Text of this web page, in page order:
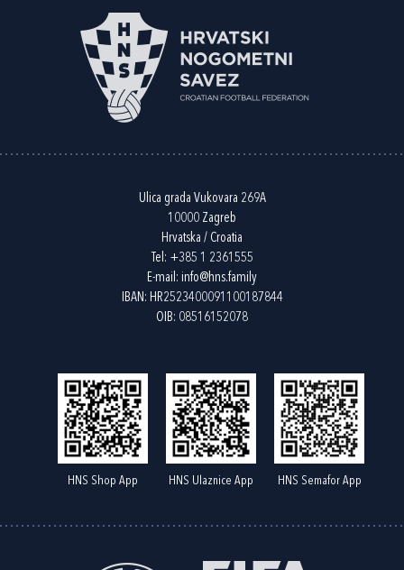
Ulica grada Vukovara 269A
10000 Zagreb
Hrvatska / Croatia
Tel: +385 1 2361555
E-mail: info@hns.family
IBAN: HR2523400091100187844
OIB: 08516152078
HNS Shop App HNS Ulaznice App HNS Semafor App